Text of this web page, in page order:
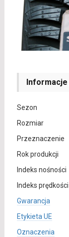
Informacje
Sezon
Rozmiar
Przeznaczenie
Rok produkcji
Indeks nośności
Indeks prędkości
Gwarancja
Etykieta UE
Oznaczenia